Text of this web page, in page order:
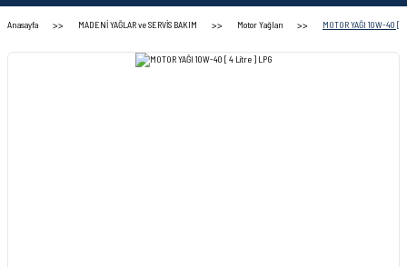
Anasayfa MADENİ YAĞLAR ve SERVİS BAKIM Motor Yağları MOTOR YAĞI 10W-40 [